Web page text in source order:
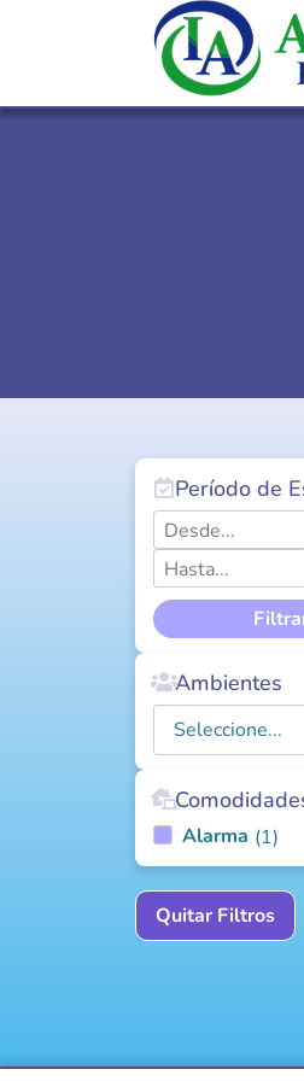
Período de
Ambientes
Alarma (1)
Quitar Filtros